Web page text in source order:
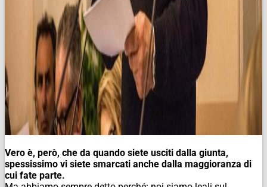
Vero è, però, che da quando siete usciti dalla giunta,
spessissimo vi siete smarcati anche dalla maggioranza di
cui fate parte.